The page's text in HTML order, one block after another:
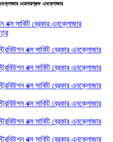
এনক্লোজার ওয়েদারপ্রুফ এনক্লোজার